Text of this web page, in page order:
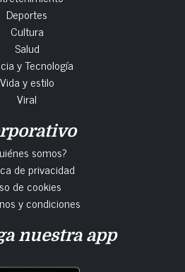
Deportes
Cultura
Salud
y Tecnología
Vida y estilo
Viral
somos?
de privacidad
de cookies
y condiciones
nuestra app